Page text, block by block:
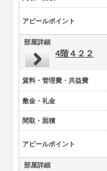
アピールポイント
部屋詳細
4階４２２
賃料・管理費・共益費
敷金・礼金
間取・面積
アピールポイント
部屋詳細